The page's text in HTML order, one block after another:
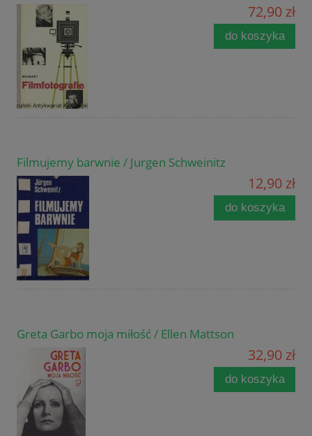
72,90 zł
do koszyka
Filmujemy barwnie / Jurgen Schweinitz
12,90 zł
do koszyka
Greta Garbo moja miłość / Ellen Mattson
32,90 zł
do koszyka